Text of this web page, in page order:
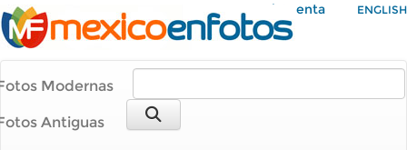
Mi Cuenta ENGLISH
Modernas
Antiguas